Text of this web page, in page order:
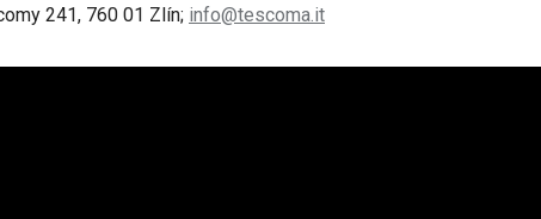
241, 760 01 Zlín; info@tescoma.it